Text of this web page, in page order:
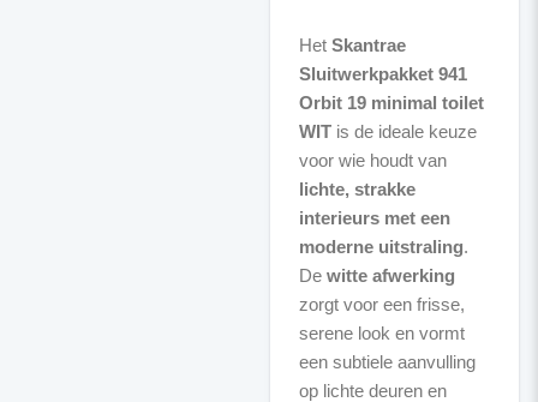
Het Skantrae
Sluitwerkpakket 941
Orbit 19 minimal toilet
WITis de ideale keuze
voor wie houdt van
lichte, strakke
interieurs met een
moderne uitstraling.
De witte afwerking
zorgt voor een frisse,
serene look en vormt
een subtiele aanvulling
op lichte deuren en